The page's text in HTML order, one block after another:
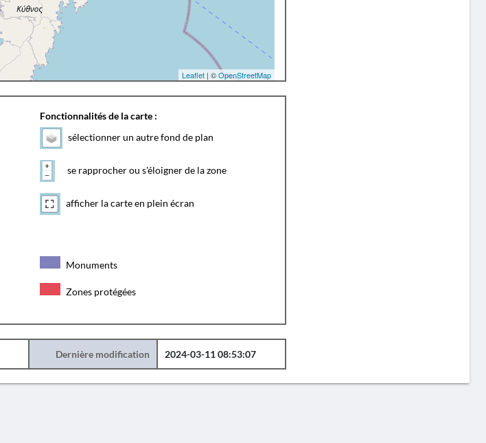
Leaflet| ©OpenStreetMap
Fonctionnalités de la carte :
sélectionner un autre fond de plan
se rapprocher ou s'éloigner de la zone
afficher la carte en plein écran
Monuments
Zones protégées
Dernière modification 2024-03-11 08:53:07